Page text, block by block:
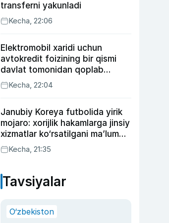
transferni yakunladi
Kecha, 22:06
Elektromobil xaridi uchun
avtokredit foizining bir qismi
davlat tomonidan qoplab
berilishi mumkin
Kecha, 22:04
Janubiy Koreya futbolida yirik
mojaro: xorijlik hakamlarga jinsiy
xizmatlar ko‘rsatilgani ma’lum
qilindi
Kecha, 21:35
Tavsiyalar
O‘zbekiston